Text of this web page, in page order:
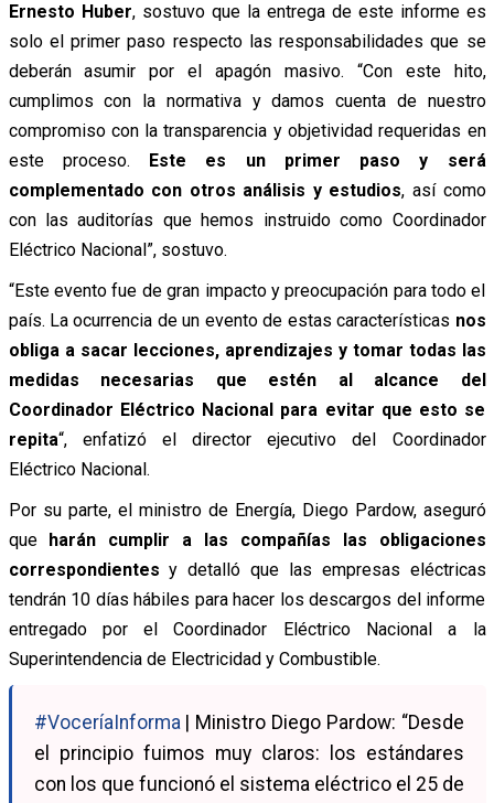
Ernesto Huber, sostuvo que la entrega de este informe es
solo el primer paso respecto las responsabilidades que se
deberán asumir por el apagón masivo. “Con este hito,
cumplimos con la normativa y damos cuenta de nuestro
compromiso con la transparencia y objetividad requeridas en
este proceso.
Este es un primer paso y será
complementado con otros análisis y estudios, así como
con las auditorías que hemos instruido como Coordinador
Eléctrico Nacional”, sostuvo.
“Este evento fue de gran impacto y preocupación para todo el
país. La ocurrencia de un evento de estas características nos
obliga a sacar lecciones, aprendizajes y tomar todas las
medidas necesarias que estén al alcance del
Coordinador Eléctrico Nacional para evitar que esto se
repita“, enfatizó el director ejecutivo del Coordinador
Eléctrico Nacional.
Por su parte, el ministro de Energía, Diego Pardow, aseguró
que
harán cumplir a las compañías las obligaciones
correspondientes y detalló que las empresas eléctricas
tendrán 10 días hábiles para hacer los descargos del informe
entregado por el Coordinador Eléctrico Nacional a la
Superintendencia de Electricidad y Combustible.
#VoceríaInforma| Ministro Diego Pardow: “Desde
el principio fuimos muy claros: los estándares
con los que funcionó el sistema eléctrico el 25 de